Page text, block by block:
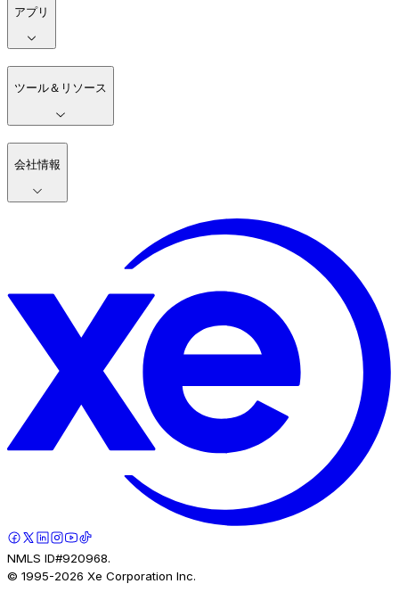
アプリ
ツール＆リソース
会社情報
NMLS ID#920968.
© 1995-2026 Xe Corporation Inc.